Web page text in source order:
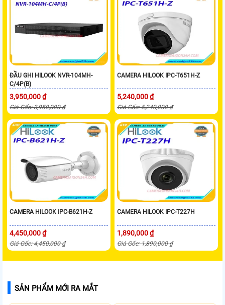
ĐẦU GHI HILOOK NVR-104MH-
C/4P(B)
3,950,000 ₫
Giá Gốc: 3,950,000 ₫
CAMERA HILOOK IPC-T651H-Z
5,240,000 ₫
Giá Gốc: 5,240,000 ₫
CAMERA HILOOK IPC-B621H-Z
4,450,000 ₫
Giá Gốc: 4,450,000 ₫
CAMERA HILOOK IPC-T227H
1,890,000 ₫
Giá Gốc: 1,890,000 ₫
SẢN PHẨM MỚI RA MẮT